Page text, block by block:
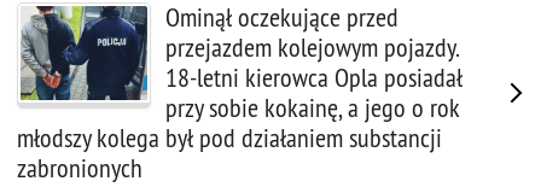
Ominął oczekujące przed
przejazdem kolejowym pojazdy.
18-letni kierowca Opla posiadał
przy sobie kokainę, a jego o rok
młodszy kolega był pod działaniem substancji
zabronionych